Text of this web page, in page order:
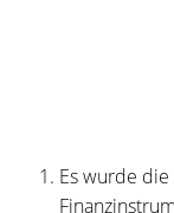
Es wurde